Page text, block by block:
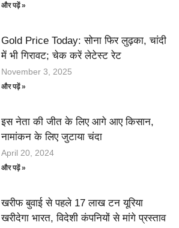
और पढ़ें »
Gold Price Today: सोना फिर लुढ़का, चांदी
में भी गिरावट; चेक करें लेटेस्ट रेट
November 3, 2025
और पढ़ें »
इस नेता की जीत के लिए आगे आए किसान,
नामांकन के लिए जुटाया चंदा
April 20, 2024
और पढ़ें »
खरीफ बुवाई से पहले 17 लाख टन यूरिया
खरीदेगा भारत, विदेशी कंपनियों से मांगे प्रस्ताव